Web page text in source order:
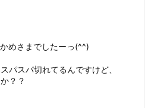
めさまでしたーっ(^^)
パスパ切れてるんですけど、
？？